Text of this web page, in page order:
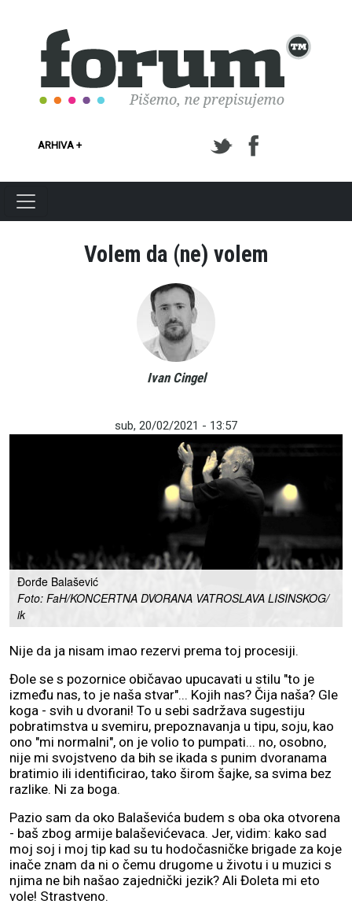
ARHIVA +
Volem da (ne) volem
Ivan Cingel
sub, 20/02/2021 - 13:57
Đorđe Balašević
Foto: FaH/KONCERTNA DVORANA VATROSLAVA LISINSKOG/
ik
Nije da ja nisam imao rezervi prema toj procesiji.
Đole se s pozornice običavao upucavati u stilu "to je
između nas, to je naša stvar"... Kojih nas? Čija naša? Gle
koga - svih u dvorani! To u sebi sadržava sugestiju
pobratimstva u svemiru, prepoznavanja u tipu, soju, kao
ono "mi normalni", on je volio to pumpati... no, osobno,
nije mi svojstveno da bih se ikada s punim dvoranama
bratimio ili identificirao, tako širom šajke, sa svima bez
razlike. Ni za boga.
Pazio sam da oko Balaševića budem s oba oka otvorena
- baš zbog armije balaševićevaca. Jer, vidim: kako sad
moj soj i moj tip kad su tu hodočasničke brigade za koje
inače znam da ni o čemu drugome u životu i u muzici s
njima ne bih našao zajednički jezik? Ali Đoleta mi eto
vole! Strastveno.